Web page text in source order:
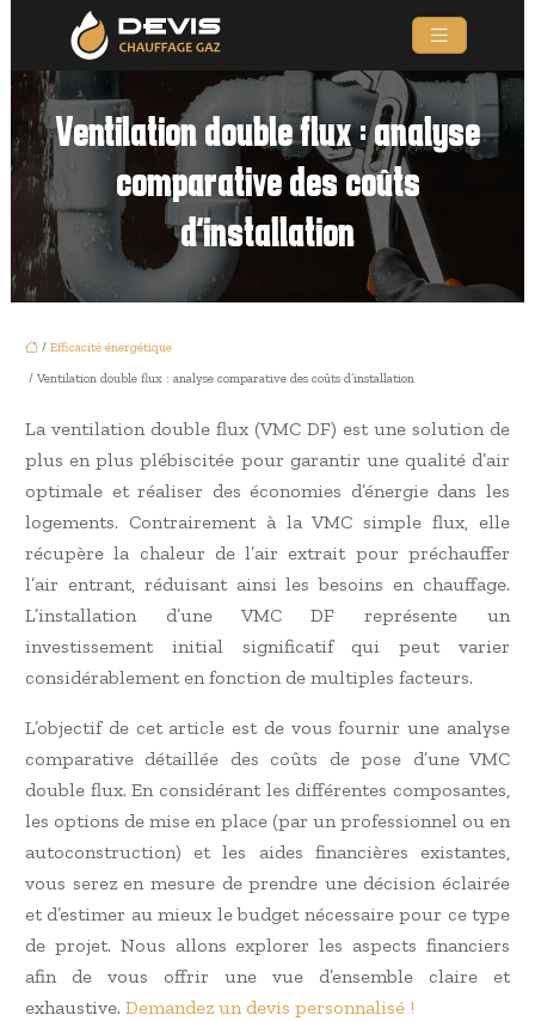
Ventilation double flux : analyse
comparative des coûts
d’installation
/ Efficacité énergétique
/ Ventilation double flux : analyse comparative des coûts d’installation
La ventilation double flux (VMC DF) est une solution de
plus en plus plébiscitée pour garantir une qualité d’air
optimale et réaliser des économies d’énergie dans les
logements. Contrairement à la VMC simple flux, elle
récupère la chaleur de l’air extrait pour préchauffer
l’air entrant, réduisant ainsi les besoins en chauffage.
L’installation d’une VMC DF représente un
investissement initial significatif qui peut varier
considérablement en fonction de multiples facteurs.
L’objectif de cet article est de vous fournir une analyse
comparative détaillée des coûts de pose d’une VMC
double flux. En considérant les différentes composantes,
les options de mise en place (par un professionnel ou en
autoconstruction) et les aides financières existantes,
vous serez en mesure de prendre une décision éclairée
et d’estimer au mieux le budget nécessaire pour ce type
de projet. Nous allons explorer les aspects financiers
afin de vous offrir une vue d’ensemble claire et
exhaustive. Demandez un devis personnalisé !